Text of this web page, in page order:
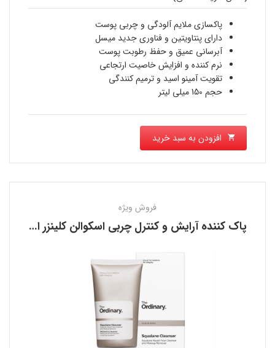
1,300,000 تومان
بود.
قیمت
فعلی
1,120,000 تومان
است.
پاکسازی ملایم آلودگی و چربی پوست
دارای پنتاویتین و فناوری جدید میسل
آبرسانی عمیق و حفظ رطوبت پوست
نرم کننده و افزایش خاصیت ارتجاعی
تقویت آمینو اسید و ترمیم کنندگی
حجم 150 میلی لیتر
افزودن به سبد خرید
فروش ویژه
پاک کننده آرایش و کنترل چربی اسکوالن کلینزر اوردینری THE ORDINARY